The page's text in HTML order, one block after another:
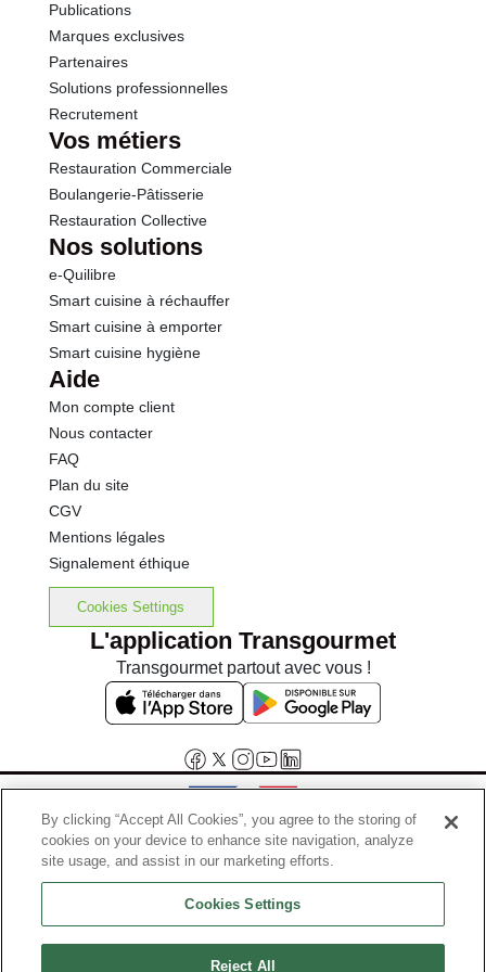
Sodium
Publications
Marques exclusives
Partenaires
Solutions professionnelles
Recrutement
Vos métiers
Restauration Commerciale
Boulangerie-Pâtisserie
Restauration Collective
Nos solutions
e-Quilibre
Smart cuisine à réchauffer
Smart cuisine à emporter
Smart cuisine hygiène
Aide
Mon compte client
Nous contacter
FAQ
Plan du site
CGV
Mentions légales
Signalement éthique
Cookies Settings
L'application Transgourmet
Transgourmet partout avec vous !
Interdiction de vente de boissons alcooliques aux mineurs de
moins de 18 ans
La preuve de majorité de l'acheteur est exigée au moment de la vente
Code de la santé publique, Aar.l.3342-1 et l.3353-3
By clicking “Accept All Cookies”, you agree to the storing of
cookies on your device to enhance site navigation, analyze
site usage, and assist in our marketing efforts.
Cookies Settings
Reject All